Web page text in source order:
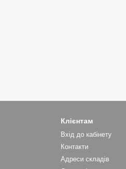
Клієнтам
Вхід до кабінету
Контакти
Адреси складів